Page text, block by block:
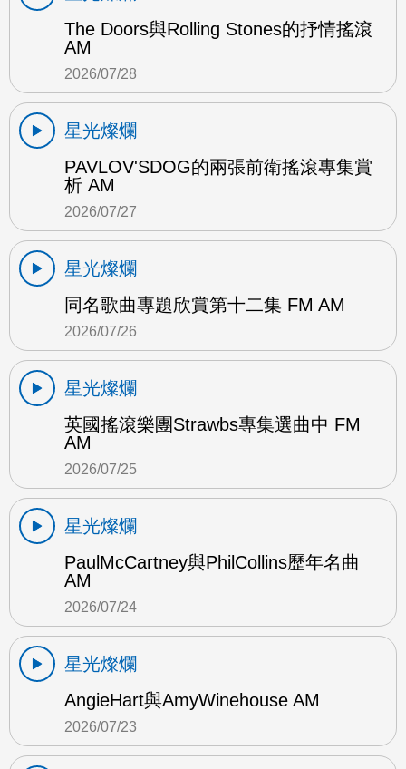
The Doors與Rolling Stones的抒情搖滾
AM
2026/07/28
星光燦爛
PAVLOV'SDOG的兩張前衛搖滾專集賞
析 AM
2026/07/27
星光燦爛
同名歌曲專題欣賞第十二集 FM AM
2026/07/26
星光燦爛
英國搖滾樂團Strawbs專集選曲中 FM
AM
2026/07/25
星光燦爛
PaulMcCartney與PhilCollins歷年名曲
AM
2026/07/24
星光燦爛
AngieHart與AmyWinehouse AM
2026/07/23